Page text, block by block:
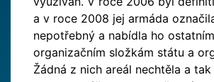
a v roce 2008 jej armáda
nepotřebný a nabídla ho ostatním
organizačním složkám státu a
Žádná z nich areál nechtěla a